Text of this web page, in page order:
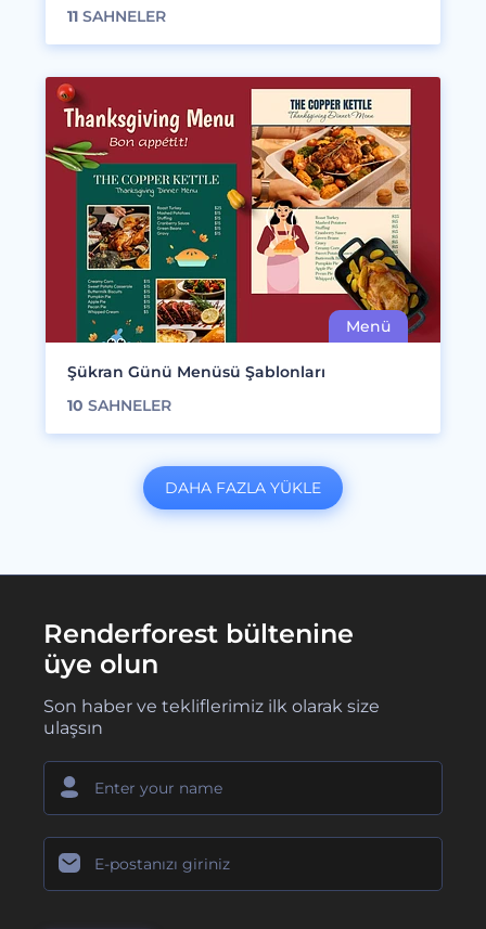
11 SAHNELER
Şükran Günü Menüsü Şablonları
10 SAHNELER
DAHA FAZLA YÜKLE
Renderforest bültenine
üye olun
Son haber ve tekliflerimiz ilk olarak size
ulaşsın